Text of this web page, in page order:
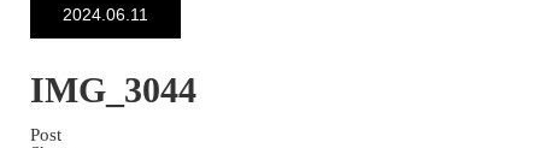
2024.06.11
IMG_3044
Post